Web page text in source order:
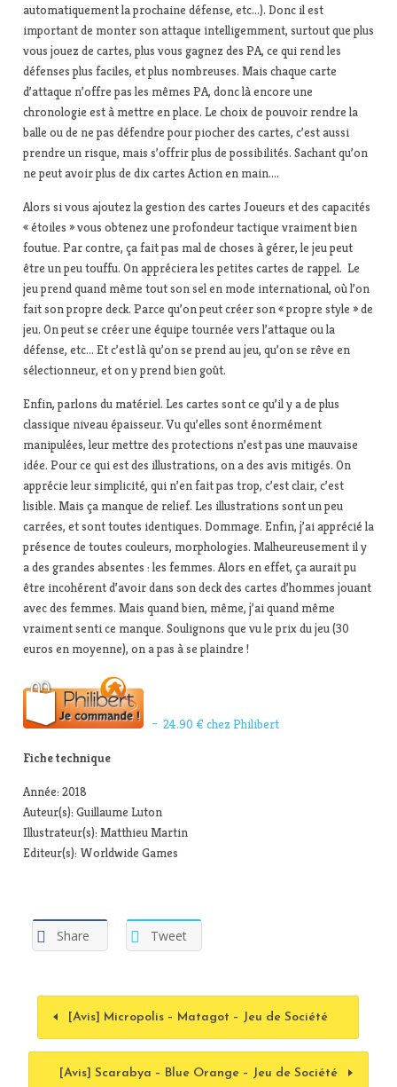
automatiquement la prochaine défense, etc…). Donc il est
important de monter son attaque intelligemment, surtout que plus
vous jouez de cartes, plus vous gagnez des PA, ce qui rend les
défenses plus faciles, et plus nombreuses. Mais chaque carte
d’attaque n’offre pas les mêmes PA, donc là encore une
chronologie est à mettre en place. Le choix de pouvoir rendre la
balle ou de ne pas défendre pour piocher des cartes, c’est aussi
prendre un risque, mais s’offrir plus de possibilités. Sachant qu’on
ne peut avoir plus de dix cartes Action en main….
Alors si vous ajoutez la gestion des cartes Joueurs et des capacités
« étoiles » vous obtenez une profondeur tactique vraiment bien
foutue. Par contre, ça fait pas mal de choses à gérer, le jeu peut
être un peu touffu. On appréciera les petites cartes de rappel. Le
jeu prend quand même tout son sel en mode international, où l’on
fait son propre deck. Parce qu’on peut créer son « propre style » de
jeu. On peut se créer une équipe tournée vers l’attaque ou la
défense, etc… Et c’est là qu’on se prend au jeu, qu’on se rêve en
sélectionneur, et on y prend bien goût.
Enfin, parlons du matériel. Les cartes sont ce qu’il y a de plus
classique niveau épaisseur. Vu qu’elles sont énormément
manipulées, leur mettre des protections n’est pas une mauvaise
idée. Pour ce qui est des illustrations, on a des avis mitigés. On
apprécie leur simplicité, qui n’en fait pas trop, c’est clair, c’est
lisible. Mais ça manque de relief. Les illustrations sont un peu
carrées, et sont toutes identiques. Dommage. Enfin, j’ai apprécié la
présence de toutes couleurs, morphologies. Malheureusement il y
a des grandes absentes : les femmes. Alors en effet, ça aurait pu
être incohérent d’avoir dans son deck des cartes d’hommes jouant
avec des femmes. Mais quand bien, même, j’ai quand même
vraiment senti ce manque. Soulignons que vu le prix du jeu (30
euros en moyenne), on a pas à se plaindre !
– 24.90 € chez Philibert
Fiche technique
Année: 2018
Auteur(s): Guillaume Luton
Illustrateur(s): Matthieu Martin
Editeur(s): Worldwide Games
Share Tweet
[Avis] Micropolis – Matagot – Jeu de Société
[Avis] Scarabya – Blue Orange – Jeu de Société